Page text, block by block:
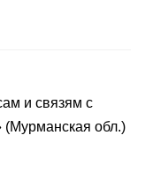
и связям с
обл.)